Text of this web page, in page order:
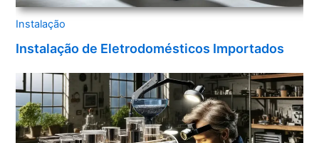
Instalação
Instalação de Eletrodomésticos Importados